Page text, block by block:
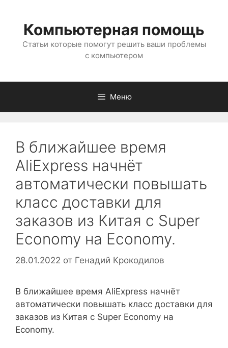
содержимому
Компьютерная помощь
Статьи которые помогут решить ваши проблемы
с компьютером
Меню
В ближайшее время
AliExpress начнёт
автоматически повышать
класс доставки для
заказов из Китая с Super
Economy на Economy.
28.01.2022 от Генадий Крокодилов
В ближайшее время AliExpress начнёт
автоматически повышать класс доставки для
заказов из Китая с Super Economy на
Economy.